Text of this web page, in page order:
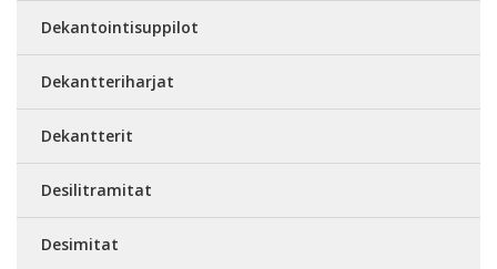
Dekantointisuppilot
Dekantteriharjat
Dekantterit
Desilitramitat
Desimitat